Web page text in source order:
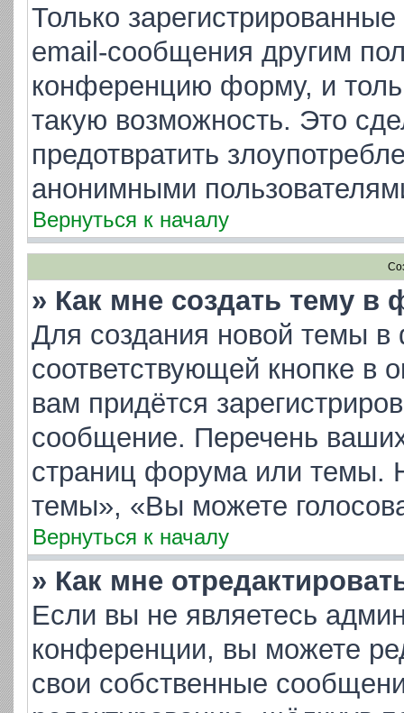
Только
email-сообщения другим
конференцию форму, и
такую возможность. Это
предотвратить
анонимными
Вернуться к началу
» Как мне создать тему в
Для создания новой темы
соответствующей кнопке
вам придётся
сообщение. Перечень
страниц форума или темы.
темы», «Вы можете
Вернуться к началу
» Как мне
Если вы не являетесь
конференции, вы можете
свои собственные